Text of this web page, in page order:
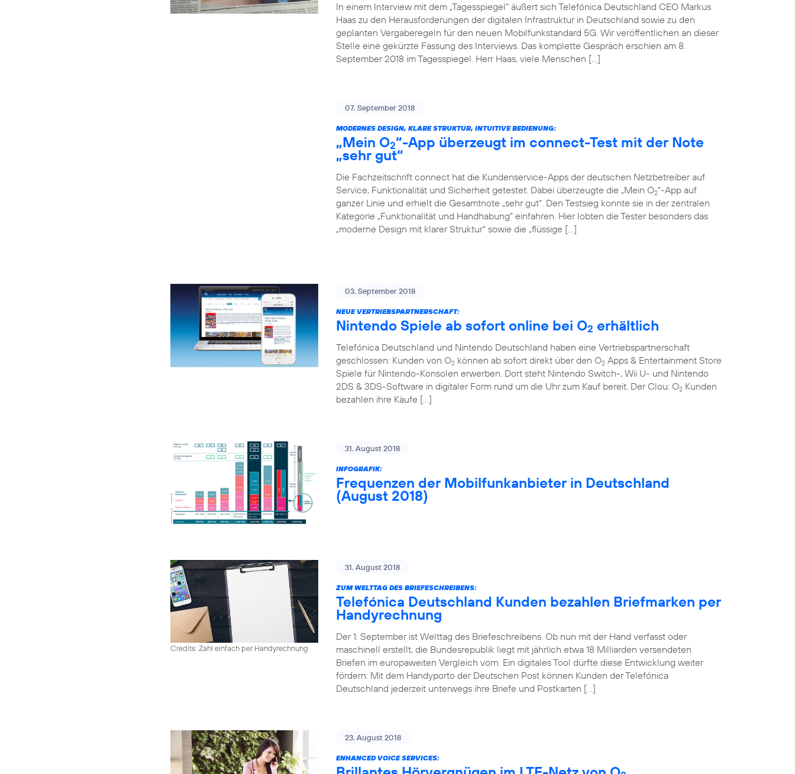
In einem Interview mit dem „Tagesspiegel“ äußert sich Telefónica Deutschland CEO Markus
Haas zu den Herausforderungen der digitalen Infrastruktur in Deutschland sowie zu den
geplanten Vergaberegeln für den neuen Mobilfunkstandard 5G. Wir veröffentlichen an dieser
Stelle eine gekürzte Fassung des Interviews. Das komplette Gespräch erschien am 8.
September 2018 im Tagesspiegel. Herr Haas, viele Menschen […]
07. September 2018
MODERNES DESIGN, KLARE STRUKTUR, INTUITIVE BEDIENUNG:
„Mein O2“-App überzeugt im connect-Test mit der Note
„sehr gut“
Die Fachzeitschrift connect hat die Kundenservice-Apps der deutschen Netzbetreiber auf
Service, Funktionalität und Sicherheit getestet. Dabei überzeugte die „Mein O2“-App auf
ganzer Linie und erhielt die Gesamtnote „sehr gut“. Den Testsieg konnte sie in der zentralen
Kategorie „Funktionalität und Handhabung“ einfahren. Hier lobten die Tester besonders das
„moderne Design mit klarer Struktur“ sowie die „flüssige […]
03. September 2018
NEUE VERTRIEBSPARTNERSCHAFT:
Nintendo Spiele ab sofort online bei O2 erhältlich
Telefónica Deutschland und Nintendo Deutschland haben eine Vertriebspartnerschaft
geschlossen: Kunden von O2 können ab sofort direkt über den O2 Apps & Entertainment Store
Spiele für Nintendo-Konsolen erwerben. Dort steht Nintendo Switch-, Wii U- und Nintendo
2DS & 3DS-Software in digitaler Form rund um die Uhr zum Kauf bereit. Der Clou: O2 Kunden
bezahlen ihre Käufe […]
31. August 2018
INFOGRAFIK:
Frequenzen der Mobilfunkanbieter in Deutschland
(August 2018)
Credits: Zahl einfach per Handyrechnung
31. August 2018
ZUM WELTTAG DES BRIEFESCHREIBENS:
Telefónica Deutschland Kunden bezahlen Briefmarken per
Handyrechnung
Der 1. September ist Welttag des Briefeschreibens. Ob nun mit der Hand verfasst oder
maschinell erstellt, die Bundesrepublik liegt mit jährlich etwa 18 Milliarden versendeten
Briefen im europaweiten Vergleich vorn. Ein digitales Tool dürfte diese Entwicklung weiter
fördern: Mit dem Handyporto der Deutschen Post können Kunden der Telefónica
Deutschland jederzeit unterwegs ihre Briefe und Postkarten […]
23. August 2018
ENHANCED VOICE SERVICES: